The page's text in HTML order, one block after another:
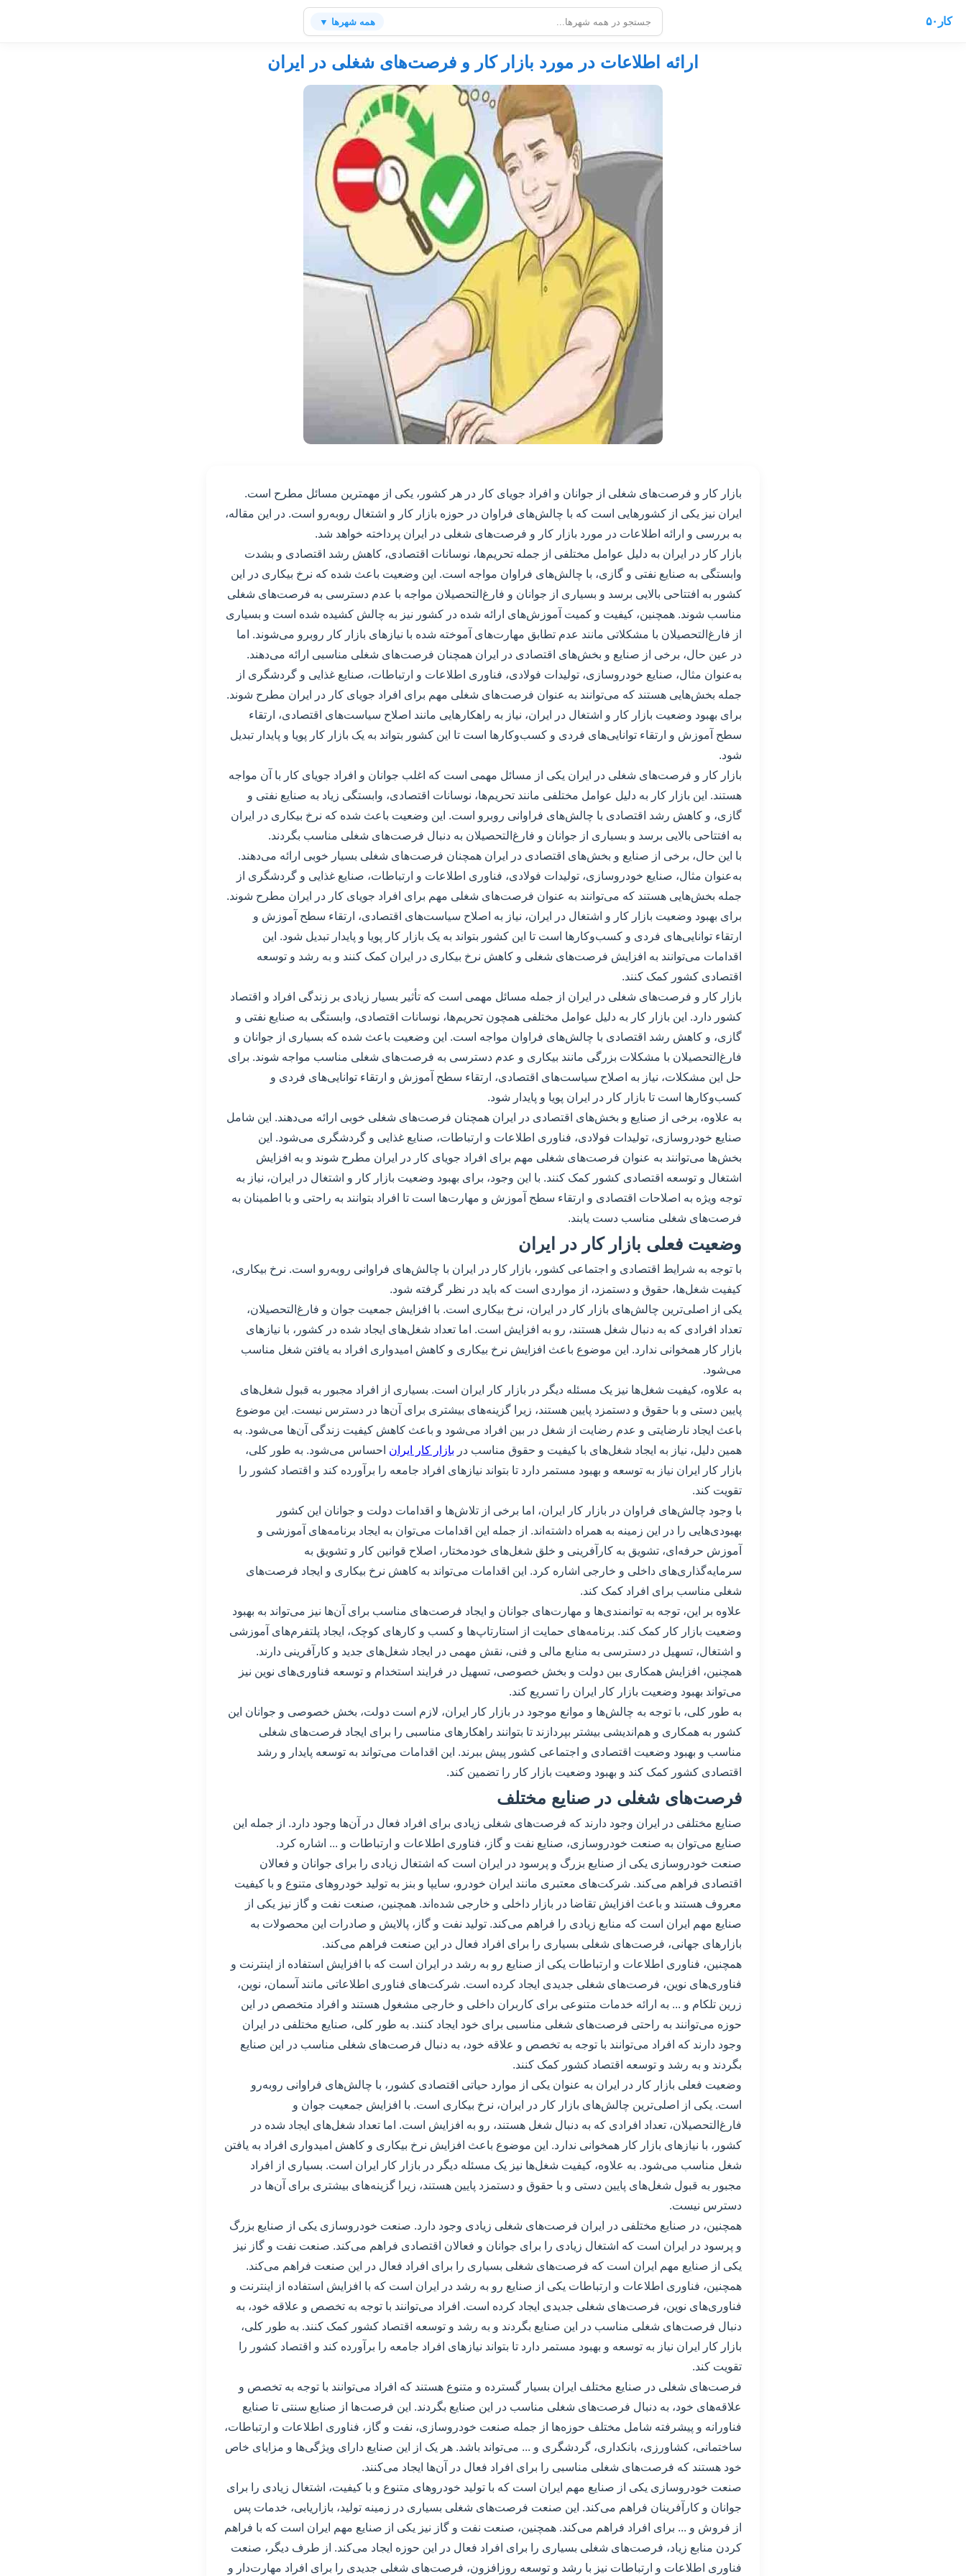
کار۵۰ همه شهرها ▼
ارائه اطلاعات در مورد بازار کار و فرصت‌های شغلی در ایران
بازار کار و فرصت‌های شغلی از جوانان و افراد جویای کار در هر کشور، یکی از مهمترین مسائل مطرح است.
ایران نیز یکی از کشورهایی است که با چالش‌های فراوان در حوزه بازار کار و اشتغال روبه‌رو است. در این مقاله،
به بررسی و ارائه اطلاعات در مورد بازار کار و فرصت‌های شغلی در ایران پرداخته خواهد شد.
بازار کار در ایران به دلیل عوامل مختلفی از جمله تحریم‌ها، نوسانات اقتصادی، کاهش رشد اقتصادی و بشدت
وابستگی به صنایع نفتی و گازی، با چالش‌های فراوان مواجه است. این وضعیت باعث شده که نرخ بیکاری در این
کشور به افتتاحی بالایی برسد و بسیاری از جوانان و فارغ‌التحصیلان مواجه با عدم دسترسی به فرصت‌های شغلی
مناسب شوند. همچنین، کیفیت و کمیت آموزش‌های ارائه شده در کشور نیز به چالش کشیده شده است و بسیاری
از فارغ‌التحصیلان با مشکلاتی مانند عدم تطابق مهارت‌های آموخته شده با نیازهای بازار کار روبرو می‌شوند. اما
در عین حال، برخی از صنایع و بخش‌های اقتصادی در ایران همچنان فرصت‌های شغلی مناسبی ارائه می‌دهند.
به‌عنوان مثال، صنایع خودروسازی، تولیدات فولادی، فناوری اطلاعات و ارتباطات، صنایع غذایی و گردشگری از
جمله بخش‌هایی هستند که می‌توانند به عنوان فرصت‌های شغلی مهم برای افراد جویای کار در ایران مطرح شوند.
برای بهبود وضعیت بازار کار و اشتغال در ایران، نیاز به راهکارهایی مانند اصلاح سیاست‌های اقتصادی، ارتقاء
سطح آموزش و ارتقاء توانایی‌های فردی و کسب‌وکارها است تا این کشور بتواند به یک بازار کار پویا و پایدار تبدیل
شود.
بازار کار و فرصت‌های شغلی در ایران یکی از مسائل مهمی است که اغلب جوانان و افراد جویای کار با آن مواجه
هستند. این بازار کار به دلیل عوامل مختلفی مانند تحریم‌ها، نوسانات اقتصادی، وابستگی زیاد به صنایع نفتی و
گازی، و کاهش رشد اقتصادی با چالش‌های فراوانی روبرو است. این وضعیت باعث شده که نرخ بیکاری در ایران
به افتتاحی بالایی برسد و بسیاری از جوانان و فارغ‌التحصیلان به دنبال فرصت‌های شغلی مناسب بگردند.
با این حال، برخی از صنایع و بخش‌های اقتصادی در ایران همچنان فرصت‌های شغلی بسیار خوبی ارائه می‌دهند.
به‌عنوان مثال، صنایع خودروسازی، تولیدات فولادی، فناوری اطلاعات و ارتباطات، صنایع غذایی و گردشگری از
جمله بخش‌هایی هستند که می‌توانند به عنوان فرصت‌های شغلی مهم برای افراد جویای کار در ایران مطرح شوند.
برای بهبود وضعیت بازار کار و اشتغال در ایران، نیاز به اصلاح سیاست‌های اقتصادی، ارتقاء سطح آموزش و
ارتقاء توانایی‌های فردی و کسب‌وکارها است تا این کشور بتواند به یک بازار کار پویا و پایدار تبدیل شود. این
اقدامات می‌توانند به افزایش فرصت‌های شغلی و کاهش نرخ بیکاری در ایران کمک کنند و به رشد و توسعه
اقتصادی کشور کمک کنند.
بازار کار و فرصت‌های شغلی در ایران از جمله مسائل مهمی است که تأثیر بسیار زیادی بر زندگی افراد و اقتصاد
کشور دارد. این بازار کار به دلیل عوامل مختلفی همچون تحریم‌ها، نوسانات اقتصادی، وابستگی به صنایع نفتی و
گازی، و کاهش رشد اقتصادی با چالش‌های فراوان مواجه است. این وضعیت باعث شده که بسیاری از جوانان و
فارغ‌التحصیلان با مشکلات بزرگی مانند بیکاری و عدم دسترسی به فرصت‌های شغلی مناسب مواجه شوند. برای
حل این مشکلات، نیاز به اصلاح سیاست‌های اقتصادی، ارتقاء سطح آموزش و ارتقاء توانایی‌های فردی و
کسب‌وکارها است تا بازار کار در ایران پویا و پایدار شود.
به علاوه، برخی از صنایع و بخش‌های اقتصادی در ایران همچنان فرصت‌های شغلی خوبی ارائه می‌دهند. این شامل
صنایع خودروسازی، تولیدات فولادی، فناوری اطلاعات و ارتباطات، صنایع غذایی و گردشگری می‌شود. این
بخش‌ها می‌توانند به عنوان فرصت‌های شغلی مهم برای افراد جویای کار در ایران مطرح شوند و به افزایش
اشتغال و توسعه اقتصادی کشور کمک کنند. با این وجود، برای بهبود وضعیت بازار کار و اشتغال در ایران، نیاز به
توجه ویژه به اصلاحات اقتصادی و ارتقاء سطح آموزش و مهارت‌ها است تا افراد بتوانند به راحتی و با اطمینان به
فرصت‌های شغلی مناسب دست یابند.
وضعیت فعلی بازار کار در ایران
با توجه به شرایط اقتصادی و اجتماعی کشور، بازار کار در ایران با چالش‌های فراوانی روبه‌رو است. نرخ بیکاری،
کیفیت شغل‌ها، حقوق و دستمزد، از مواردی است که باید در نظر گرفته شود.
یکی از اصلی‌ترین چالش‌های بازار کار در ایران، نرخ بیکاری است. با افزایش جمعیت جوان و فارغ‌التحصیلان،
تعداد افرادی که به دنبال شغل هستند، رو به افزایش است. اما تعداد شغل‌های ایجاد شده در کشور، با نیاز‌های
بازار کار همخوانی ندارد. این موضوع باعث افزایش نرخ بیکاری و کاهش امیدواری افراد به یافتن شغل مناسب
می‌شود.
به علاوه، کیفیت شغل‌ها نیز یک مسئله دیگر در بازار کار ایران است. بسیاری از افراد مجبور به قبول شغل‌های
پایین دستی و با حقوق و دستمزد پایین هستند، زیرا گزینه‌های بیشتری برای آن‌ها در دسترس نیست. این موضوع
باعث ایجاد نارضایتی و عدم رضایت از شغل در بین افراد می‌شود و باعث کاهش کیفیت زندگی آن‌ها می‌شود. به
همین دلیل، نیاز به ایجاد شغل‌های با کیفیت و حقوق مناسب در بازار کار ایران احساس می‌شود. به طور کلی،
بازار کار ایران نیاز به توسعه و بهبود مستمر دارد تا بتواند نیازهای افراد جامعه را برآورده کند و اقتصاد کشور را
تقویت کند.
با وجود چالش‌های فراوان در بازار کار ایران، اما برخی از تلاش‌ها و اقدامات دولت و جوانان این کشور
بهبودی‌هایی را در این زمینه به همراه داشته‌اند. از جمله این اقدامات می‌توان به ایجاد برنامه‌های آموزشی و
آموزش حرفه‌ای، تشویق به کارآفرینی و خلق شغل‌های خودمختار، اصلاح قوانین کار و تشویق به
سرمایه‌گذاری‌های داخلی و خارجی اشاره کرد. این اقدامات می‌تواند به کاهش نرخ بیکاری و ایجاد فرصت‌های
شغلی مناسب برای افراد کمک کند.
علاوه بر این، توجه به توانمندی‌ها و مهارت‌های جوانان و ایجاد فرصت‌های مناسب برای آن‌ها نیز می‌تواند به بهبود
وضعیت بازار کار کمک کند. برنامه‌های حمایت از استارتاپ‌ها و کسب و کارهای کوچک، ایجاد پلتفرم‌های آموزشی
و اشتغال، تسهیل در دسترسی به منابع مالی و فنی، نقش مهمی در ایجاد شغل‌های جدید و کارآفرینی دارند.
همچنین، افزایش همکاری بین دولت و بخش خصوصی، تسهیل در فرایند استخدام و توسعه فناوری‌های نوین نیز
می‌تواند بهبود وضعیت بازار کار ایران را تسریع کند.
به طور کلی، با توجه به چالش‌ها و موانع موجود در بازار کار ایران، لازم است دولت، بخش خصوصی و جوانان این
کشور به همکاری و هم‌اندیشی بیشتر بپردازند تا بتوانند راهکارهای مناسبی را برای ایجاد فرصت‌های شغلی
مناسب و بهبود وضعیت اقتصادی و اجتماعی کشور پیش ببرند. این اقدامات می‌تواند به توسعه پایدار و رشد
اقتصادی کشور کمک کند و بهبود وضعیت بازار کار را تضمین کند.
فرصت‌های شغلی در صنایع مختلف
صنایع مختلفی در ایران وجود دارند که فرصت‌های شغلی زیادی برای افراد فعال در آن‌ها وجود دارد. از جمله این
صنایع می‌توان به صنعت خودروسازی، صنایع نفت و گاز، فناوری اطلاعات و ارتباطات و ... اشاره کرد.
صنعت خودروسازی یکی از صنایع بزرگ و پرسود در ایران است که اشتغال زیادی را برای جوانان و فعالان
اقتصادی فراهم می‌کند. شرکت‌های معتبری مانند ایران خودرو، سایپا و بنز به تولید خودروهای متنوع و با کیفیت
معروف هستند و باعث افزایش تقاضا در بازار داخلی و خارجی شده‌اند. همچنین، صنعت نفت و گاز نیز یکی از
صنایع مهم ایران است که منابع زیادی را فراهم می‌کند. تولید نفت و گاز، پالایش و صادرات این محصولات به
بازارهای جهانی، فرصت‌های شغلی بسیاری را برای افراد فعال در این صنعت فراهم می‌کند.
همچنین، فناوری اطلاعات و ارتباطات یکی از صنایع رو به رشد در ایران است که با افزایش استفاده از اینترنت و
فناوری‌های نوین، فرصت‌های شغلی جدیدی ایجاد کرده است. شرکت‌های فناوری اطلاعاتی مانند آسمان، نوین،
زرین تلکام و ... به ارائه خدمات متنوعی برای کاربران داخلی و خارجی مشغول هستند و افراد متخصص در این
حوزه می‌توانند به راحتی فرصت‌های شغلی مناسبی برای خود ایجاد کنند. به طور کلی، صنایع مختلفی در ایران
وجود دارند که افراد می‌توانند با توجه به تخصص و علاقه خود، به دنبال فرصت‌های شغلی مناسب در این صنایع
بگردند و به رشد و توسعه اقتصاد کشور کمک کنند.
وضعیت فعلی بازار کار در ایران به عنوان یکی از موارد حیاتی اقتصادی کشور، با چالش‌های فراوانی روبه‌رو
است. یکی از اصلی‌ترین چالش‌های بازار کار در ایران، نرخ بیکاری است. با افزایش جمعیت جوان و
فارغ‌التحصیلان، تعداد افرادی که به دنبال شغل هستند، رو به افزایش است. اما تعداد شغل‌های ایجاد شده در
کشور، با نیاز‌های بازار کار همخوانی ندارد. این موضوع باعث افزایش نرخ بیکاری و کاهش امیدواری افراد به یافتن
شغل مناسب می‌شود. به علاوه، کیفیت شغل‌ها نیز یک مسئله دیگر در بازار کار ایران است. بسیاری از افراد
مجبور به قبول شغل‌های پایین دستی و با حقوق و دستمزد پایین هستند، زیرا گزینه‌های بیشتری برای آن‌ها در
دسترس نیست.
همچنین، در صنایع مختلفی در ایران فرصت‌های شغلی زیادی وجود دارد. صنعت خودروسازی یکی از صنایع بزرگ
و پرسود در ایران است که اشتغال زیادی را برای جوانان و فعالان اقتصادی فراهم می‌کند. صنعت نفت و گاز نیز
یکی از صنایع مهم ایران است که فرصت‌های شغلی بسیاری را برای افراد فعال در این صنعت فراهم می‌کند.
همچنین، فناوری اطلاعات و ارتباطات یکی از صنایع رو به رشد در ایران است که با افزایش استفاده از اینترنت و
فناوری‌های نوین، فرصت‌های شغلی جدیدی ایجاد کرده است. افراد می‌توانند با توجه به تخصص و علاقه خود، به
دنبال فرصت‌های شغلی مناسب در این صنایع بگردند و به رشد و توسعه اقتصاد کشور کمک کنند. به طور کلی،
بازار کار ایران نیاز به توسعه و بهبود مستمر دارد تا بتواند نیازهای افراد جامعه را برآورده کند و اقتصاد کشور را
تقویت کند.
فرصت‌های شغلی در صنایع مختلف ایران بسیار گسترده و متنوع هستند که افراد می‌توانند با توجه به تخصص و
علاقه‌های خود، به دنبال فرصت‌های شغلی مناسب در این صنایع بگردند. این فرصت‌ها از صنایع سنتی تا صنایع
فناورانه و پیشرفته شامل مختلف حوزه‌ها از جمله صنعت خودروسازی، نفت و گاز، فناوری اطلاعات و ارتباطات،
ساختمانی، کشاورزی، بانکداری، گردشگری و ... می‌تواند باشد. هر یک از این صنایع دارای ویژگی‌ها و مزایای خاص
خود هستند که فرصت‌های شغلی مناسبی را برای افراد فعال در آن‌ها ایجاد می‌کنند.
صنعت خودروسازی یکی از صنایع مهم ایران است که با تولید خودروهای متنوع و با کیفیت، اشتغال زیادی را برای
جوانان و کارآفرینان فراهم می‌کند. این صنعت فرصت‌های شغلی بسیاری در زمینه تولید، بازاریابی، خدمات پس
از فروش و ... برای افراد فراهم می‌کند. همچنین، صنعت نفت و گاز نیز یکی از صنایع مهم ایران است که با فراهم
کردن منابع زیاد، فرصت‌های شغلی بسیاری را برای افراد فعال در این حوزه ایجاد می‌کند. از طرف دیگر، صنعت
فناوری اطلاعات و ارتباطات نیز با رشد و توسعه روزافزون، فرصت‌های شغلی جدیدی را برای افراد مهارت‌دار و